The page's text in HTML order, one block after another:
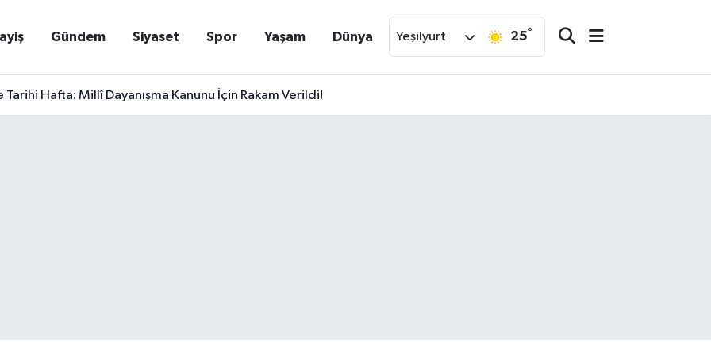
Gündem Siyaset Spor Yaşam Dünya Yeşilyurt 25°
Hafta: Millî Dayanışma Kanunu İçin Rakam Verildi!